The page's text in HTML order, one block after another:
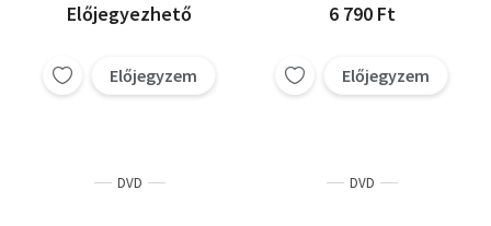
Előjegyezhető
Előjegyzem
6 790 Ft
Előjegyzem
DVD DVD